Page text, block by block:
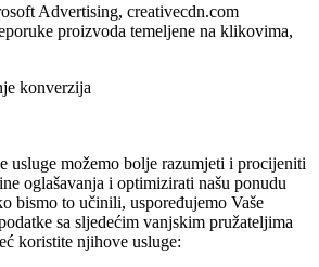
Advertising, creativecdn.com
proizvoda temeljene na klikovima,
konverzija
usluge možemo bolje razumjeti i procijeniti
oglašavanja i optimizirati našu ponudu
bismo to učinili, uspoređujemo Vaše
sa sljedećim vanjskim pružateljima
koristite njihove usluge: